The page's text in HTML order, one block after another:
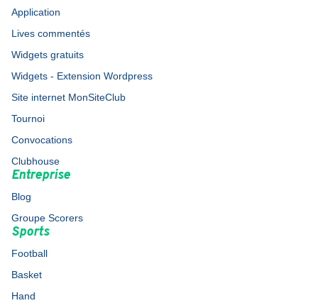
Application
Lives commentés
Widgets gratuits
Widgets - Extension Wordpress
Site internet MonSiteClub
Tournoi
Convocations
Clubhouse
Entreprise
Blog
Groupe Scorers
Sports
Football
Basket
Hand